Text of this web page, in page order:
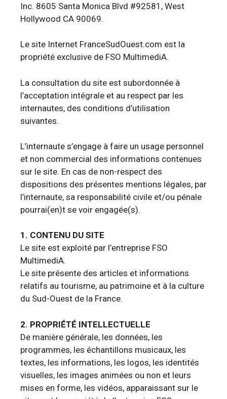
Inc. 8605 Santa Monica Blvd #92581, West
Hollywood CA 90069.
Le site Internet FranceSudOuest.com est la
propriété exclusive de FSO MultimediA.
La consultation du site est subordonnée à
l’acceptation intégrale et au respect par les
internautes, des conditions d’utilisation
suivantes.
L’internaute s’engage à faire un usage personnel
et non commercial des informations contenues
sur le site. En cas de non-respect des
dispositions des présentes mentions légales, par
l’internaute, sa responsabilité civile et/ou pénale
pourrai(en)t se voir engagée(s).
1. CONTENU DU SITE
Le site est exploité par l’entreprise FSO
MultimediA.
Le site présente des articles et informations
relatifs au tourisme, au patrimoine et à la culture
du Sud-Ouest de la France.
2. PROPRIÉTÉ INTELLECTUELLE
De manière générale, les données, les
programmes, les échantillons musicaux, les
textes, les informations, les logos, les identités
visuelles, les images animées ou non et leurs
mises en forme, les vidéos, apparaissant sur le